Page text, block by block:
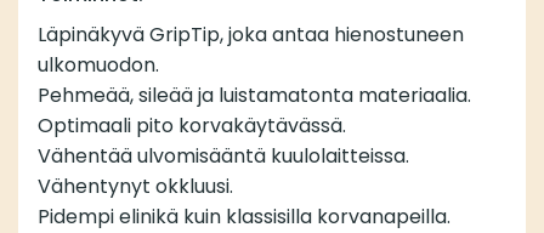
Läpinäkyvä GripTip, joka antaa hienostuneen
ulkomuodon.
Pehmeää, sileää ja luistamatonta materiaalia.
Optimaali pito korvakäytävässä.
Vähentää ulvomisääntä kuulolaitteissa.
Vähentynyt okkluusi.
Pidempi elinikä kuin klassisilla korvanapeilla.